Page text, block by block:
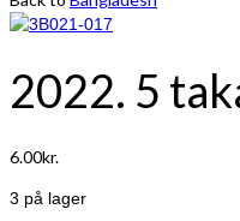
2022. 5
6.00kr.
3 på lager